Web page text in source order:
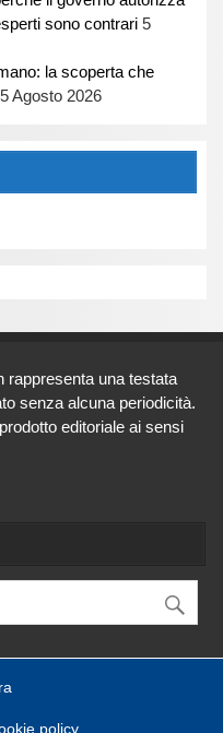
sono contrari 5
la scoperta che
5 Agosto 2026
rappresenta una testata
senza alcuna periodicità.
editoriale ai sensi
policy